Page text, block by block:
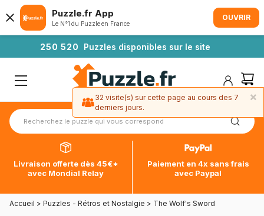
250 520 Puzzles disponibles sur le site
Livraison offerte dès 45€*
avec Mondial Relay
Paiement en 4x sans frais
avec Paypal
Accueil > Puzzles - Rétros et Nostalgie > The Wolf's Sword
Puzzle.fr App
Le N°1 du Puzzle en France
OUVRIR
×
32 visite(s) sur cette page au cours des 7
derniers jours.